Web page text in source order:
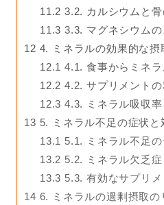
11.2 3.2. カルシウムと
11.3 3.3. マグネシウム
12 4. ミネラルの効果的な摂
12.1 4.1. 食事からミネ
12.2 4.2. サプリメント
12.3 4.3. ミネラル吸収
13 5. ミネラル不足の症状と
13.1 5.1. ミネラル不足
13.2 5.2. ミネラル欠乏
13.3 5.3. 有効なサプリ
14 6. ミネラルの過剰摂取の